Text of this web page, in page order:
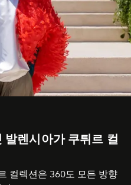
발렌시아가 쿠튀르 컬
컬렉션은 360도 모든 방향